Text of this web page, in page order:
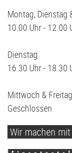
Montag, Dienstag
10.00 Uhr - 12.00
Dienstag
16.30 Uhr - 18.30
Mittwoch & Freitag
Geschlossen
Wir machen mit